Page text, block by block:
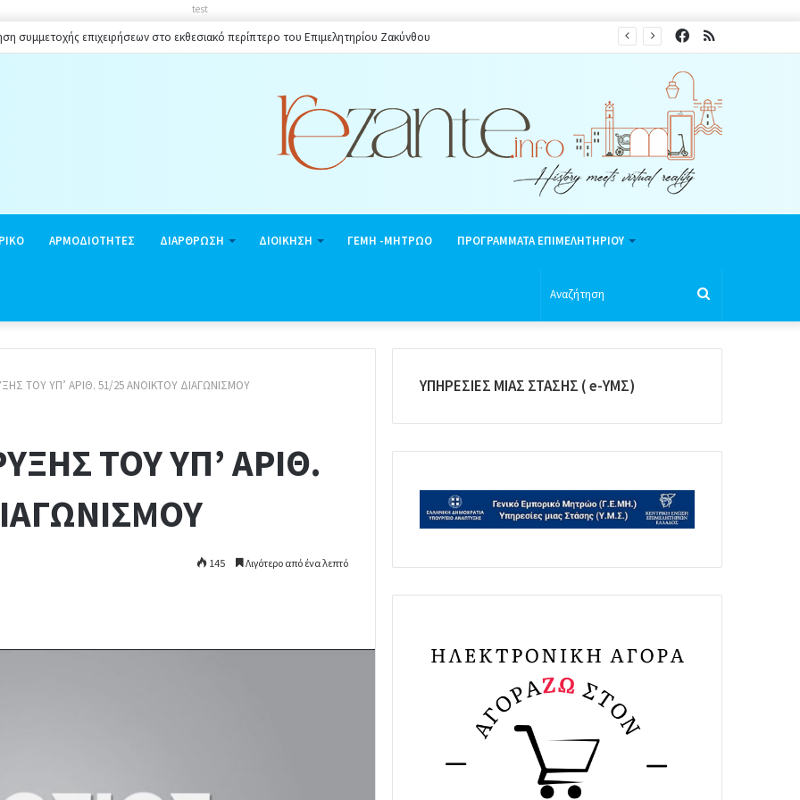
test
συμμετοχής επιχειρήσεων στο εκθεσιακό περίπτερο του Επιμελητηρίου Ζακύνθου RSS
Facebook
ΑΡΜΟΔΙΟΤΗΤΕΣ ΔΙΑΡΘΡΩΣΗ ΔΙΟΙΚΗΣΗ ΓΕΜΗ -ΜΗΤΡΩΟ ΠΡΟΓΡΑΜΜΑΤΑ ΕΠΙΜΕΛΗΤΗΡΙΟΥ
ΤΟΥ ΥΠ’ ΑΡΙΘ. 51/25 ΑΝΟΙΚΤΟΥ ΔΙΑΓΩΝΙΣΜΟΥ
ΤΟΥ ΥΠ’ ΑΡΙΘ.
145 Λιγότερο από ένα λεπτό
ΥΠΗΡΕΣΙΕΣ ΜΙΑΣ ΣΤΑΣΗΣ ( e-ΥΜΣ)